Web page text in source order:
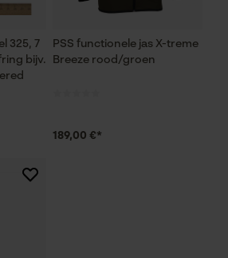
7
bijv.
PSS functionele jas X-treme
Breeze rood/groen
189,00 €*
Econda Analytics
Fact-Finder Tracking
en functionele